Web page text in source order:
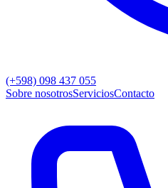
(+598) 098 437 055
Sobre nosotrosServiciosContacto